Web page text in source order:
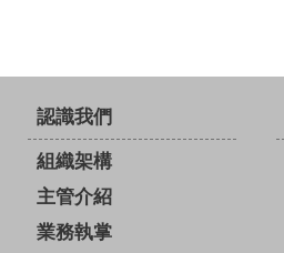
認識我們
組織架構
主管介紹
業務執掌